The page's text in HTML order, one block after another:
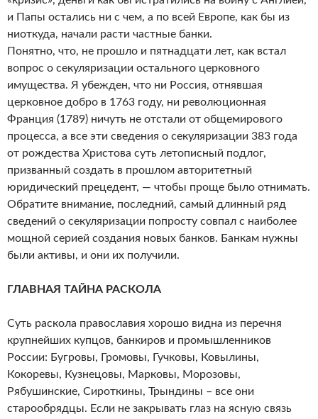
и Папы остались ни с чем, а по всей Европе, как бы из
ниоткуда, начали расти частные банки.
Понятно, что, не прошло и пятнадцати лет, как встал
вопрос о секуляризации остального церковного
имущества. Я убежден, что ни Россия, отнявшая
церковное добро в 1763 году, ни революционная
Франция (1789) ничуть не отстали от общемирового
процесса, а все эти сведения о секуляризации 383 года
от рождества Христова суть летописный подлог,
призванный создать в прошлом авторитетный
юридический прецедент, — чтобы проще было отнимать.
Обратите внимание, последний, самый длинный ряд
сведений о секуляризации попросту совпал с наиболее
мощной серией создания новых банков. Банкам нужны
были активы, и они их получили.
ГЛАВНАЯ ТАЙНА РАСКОЛА
Суть раскола православия хорошо видна из перечня
крупнейших купцов, банкиров и промышленников
России: Бугровы, Громовы, Гучковы, Ковылины,
Кокоревы, Кузнецовы, Марковы, Морозовы,
Рябушинские, Сироткины, Трындины – все они
старообрядцы. Если не закрывать глаз на ясную связь